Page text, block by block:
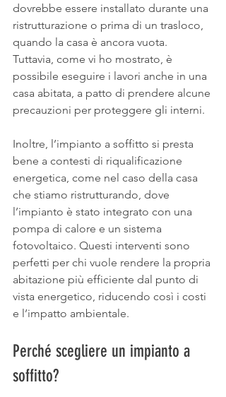
dovrebbe essere installato durante una
ristrutturazione o prima di un trasloco,
quando la casa è ancora vuota.
Tuttavia, come vi ho mostrato, è
possibile eseguire i lavori anche in una
casa abitata, a patto di prendere alcune
precauzioni per proteggere gli interni.
Inoltre, l’impianto a soffitto si presta
bene a contesti di riqualificazione
energetica, come nel caso della casa
che stiamo ristrutturando, dove
l’impianto è stato integrato con una
pompa di calore e un sistema
fotovoltaico. Questi interventi sono
perfetti per chi vuole rendere la propria
abitazione più efficiente dal punto di
vista energetico, riducendo così i costi
e l’impatto ambientale.
Perché scegliere un impianto a
soffitto?